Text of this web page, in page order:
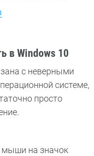
в Windows 10
с неверными
системе,
просто
мыши на значок